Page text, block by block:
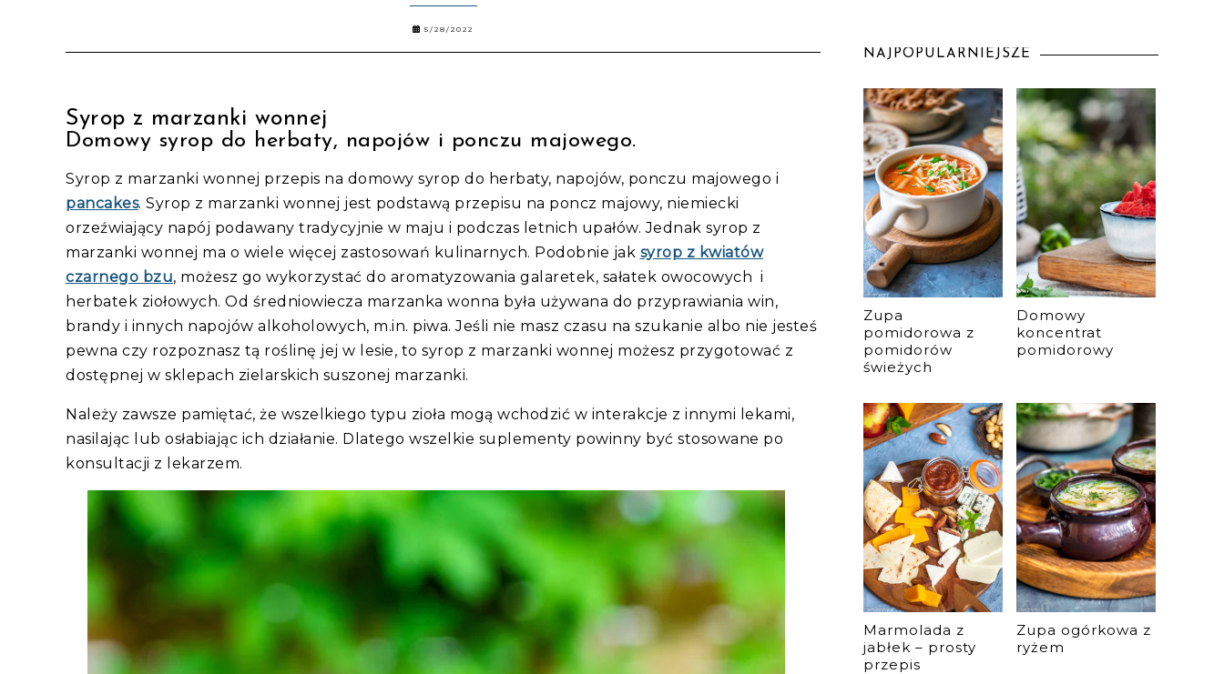
5/28/2022
Syrop z marzanki wonnej
Domowy syrop do herbaty, napojów i ponczu majowego.
Syrop z marzanki wonnej przepis na domowy syrop do herbaty, napojów, ponczu majowego i
pancakes. Syrop z marzanki wonnej jest podstawą przepisu na poncz majowy, niemiecki
orzeźwiający napój podawany tradycyjnie w maju i podczas letnich upałów. Jednak syrop z
marzanki wonnej ma o wiele więcej zastosowań kulinarnych. Podobnie jak syrop z kwiatów
czarnego bzu, możesz go wykorzystać do aromatyzowania galaretek, sałatek owocowych i
herbatek ziołowych. Od średniowiecza marzanka wonna była używana do przyprawiania win,
brandy i innych napojów alkoholowych, m.in. piwa. Jeśli nie masz czasu na szukanie albo nie jesteś
pewna czy rozpoznasz tą roślinę jej w lesie, to syrop z marzanki wonnej możesz przygotować z
dostępnej w sklepach zielarskich suszonej marzanki.
Należy zawsze pamiętać, że wszelkiego typu zioła mogą wchodzić w interakcje z innymi lekami,
nasilając lub osłabiając ich działanie. Dlatego wszelkie suplementy powinny być stosowane po
konsultacji z lekarzem.
NAJPOPULARNIEJSZE
Zupa
pomidorowa z
pomidorów
świeżych
Domowy
koncentrat
pomidorowy
Marmolada z
jabłek – prosty
przepis
Zupa ogórkowa z
ryżem